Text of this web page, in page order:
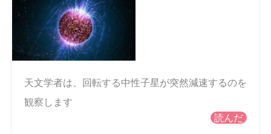
天文学者は、回転する中性子星が突然減速するのを
観察します
読んだ